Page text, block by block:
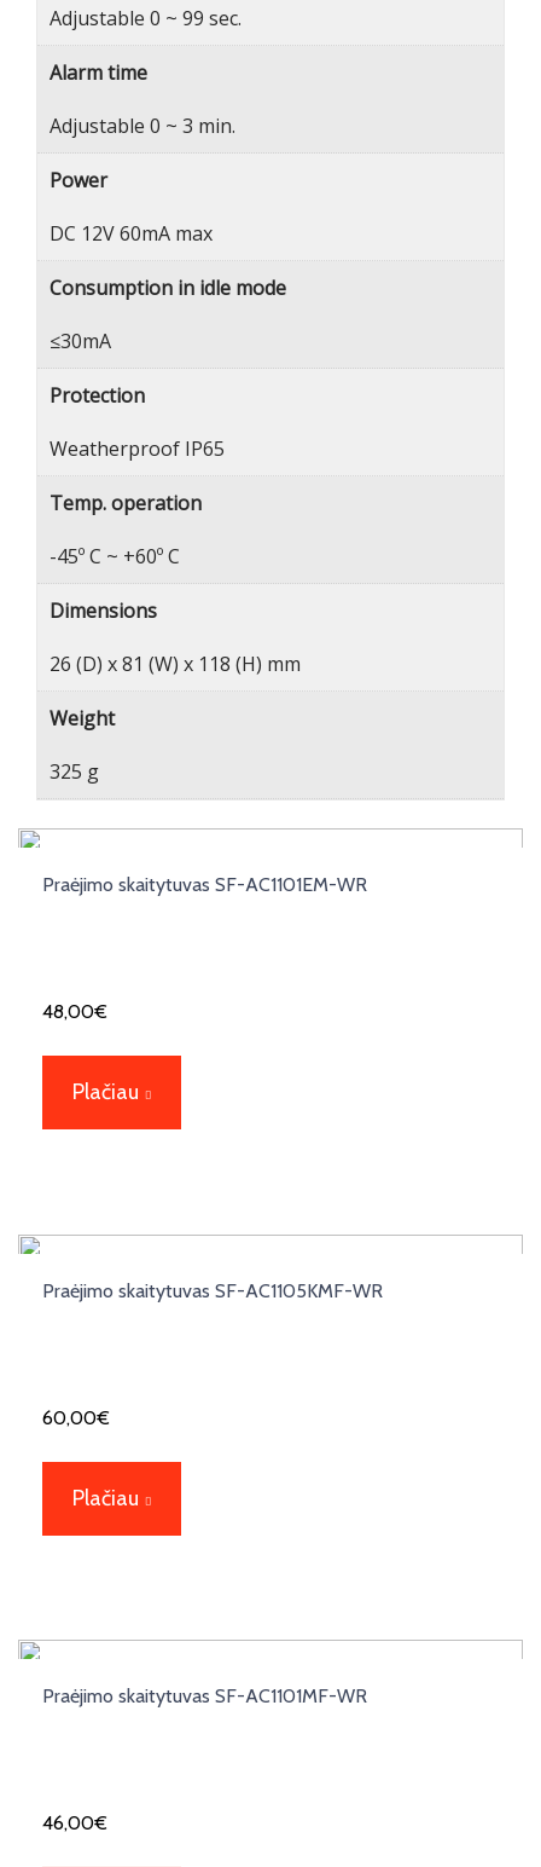
Adjustable 0 ~ 99 sec.
Alarm time
Adjustable 0 ~ 3 min.
Power
DC 12V 60mA max
Consumption in idle mode
≤30mA
Protection
Weatherproof IP65
Temp. operation
-45º C ~ +60º C
Dimensions
26 (D) x 81 (W) x 118 (H) mm
Weight
325 g
Praėjimo skaitytuvas SF-AC1101EM-WR
48,00€
Plačiau
Praėjimo skaitytuvas SF-AC1105KMF-WR
60,00€
Plačiau
Praėjimo skaitytuvas SF-AC1101MF-WR
46,00€